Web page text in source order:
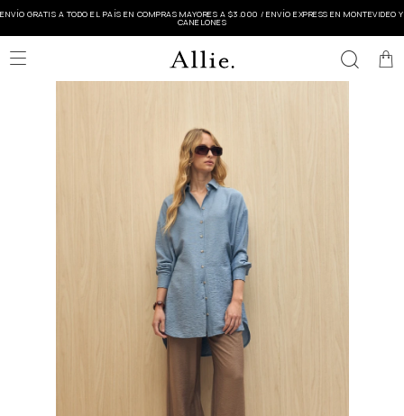
ENVÍO GRATIS A TODO EL PAÍS EN COMPRAS MAYORES A $3.000 / ENVÍO EXPRESS EN MONTEVIDEO Y
CANELONES
